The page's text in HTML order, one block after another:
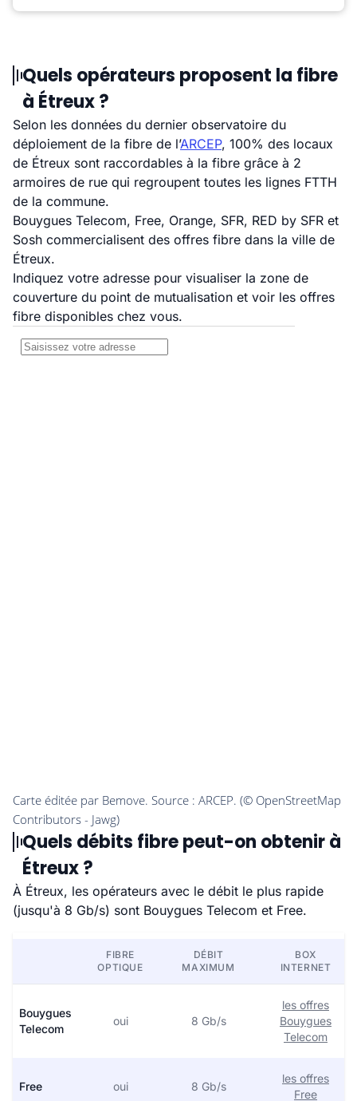
Quels opérateurs proposent la fibre
à Étreux ?
Selon les données du dernier observatoire du
déploiement de la fibre de l’ARCEP, 100% des locaux
de Étreux sont raccordables à la fibre grâce à 2
armoires de rue qui regroupent toutes les lignes FTTH
de la commune.
Bouygues Telecom, Free, Orange, SFR, RED by SFR et
Sosh commercialisent des offres fibre dans la ville de
Étreux.
Indiquez votre adresse pour visualiser la zone de
couverture du point de mutualisation et voir les offres
fibre disponibles chez vous.
Quels débits fibre peut-on obtenir à
Étreux ?
À Étreux, les opérateurs avec le débit le plus rapide
(jusqu'à 8 Gb/s) sont Bouygues Telecom et Free.
FIBRE
OPTIQUE
DÉBIT
MAXIMUM
BOX
INTERNET
Bouygues
Telecom
oui 8 Gb/s
les offres
Bouygues
Telecom
Free oui 8 Gb/s
les offres
Free